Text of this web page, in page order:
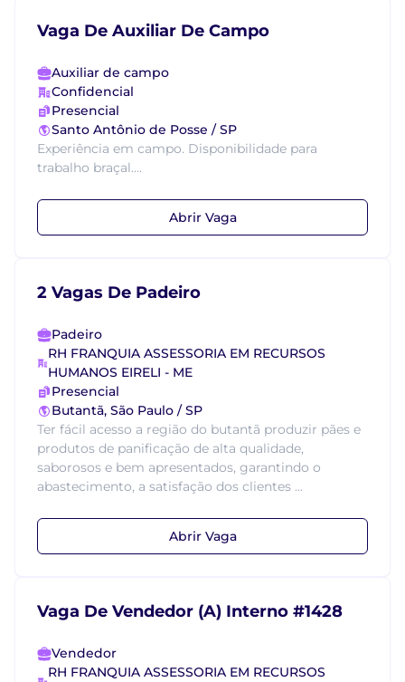
Vaga De Auxiliar De Campo
Auxiliar de campo
Confidencial
Presencial
Santo Antônio de Posse / SP
Experiência em campo. Disponibilidade para
trabalho braçal....
Abrir Vaga
2 Vagas De Padeiro
Padeiro
RH FRANQUIA ASSESSORIA EM RECURSOS
HUMANOS EIRELI - ME
Presencial
Butantã, São Paulo / SP
Ter fácil acesso a região do butantã produzir pães e
produtos de panificação de alta qualidade,
saborosos e bem apresentados, garantindo o
abastecimento, a satisfação dos clientes ...
Abrir Vaga
Vaga De Vendedor (A) Interno #1428
Vendedor
RH FRANQUIA ASSESSORIA EM RECURSOS